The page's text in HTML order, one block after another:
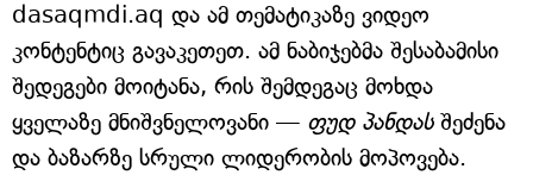
dasaqmdi.aq და ამ თემატიკაზე ვიდეო
კონტენტიც გავაკეთეთ. ამ ნაბიჯებმა შესაბამისი
შედეგები მოიტანა, რის შემდეგაც მოხდა
ყველაზე მნიშვნელოვანი — ფუდ პანდასშეძენა
და ბაზარზე სრული ლიდერობის მოპოვება.